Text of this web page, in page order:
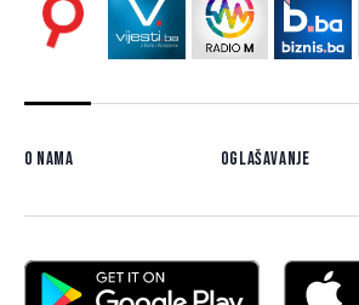
O nama Oglašavanje